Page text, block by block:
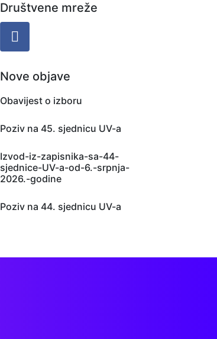
Društvene mreže
Nove objave
Obavijest o izboru
Poziv na 45. sjednicu UV-a
Izvod-iz-zapisnika-sa-44-
sjednice-UV-a-od-6.-srpnja-
2026.-godine
Poziv na 44. sjednicu UV-a